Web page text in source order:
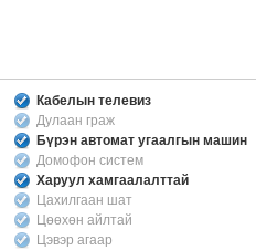
Кабелын телевиз
Дулаан граж
Бүрэн автомат угаалгын машин
Домофон систем
Харуул хамгаалалттай
Цахилгаан шат
Цөөхөн айлтай
Цэвэр агаар